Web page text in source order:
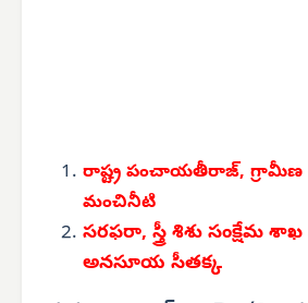
రాష్ట్ర పంచాయతీరాజ్, గ్రామీణ
మంచినీటి
సరఫరా, స్త్రీ శిశు సంక్షేమ
అనసూయ సీతక్క